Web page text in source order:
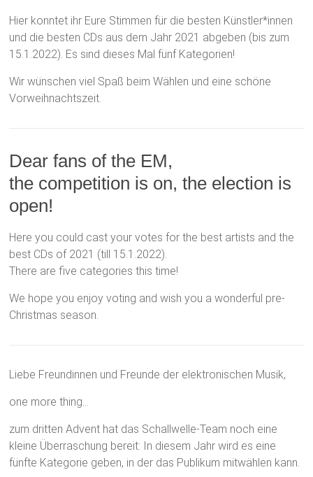
Hier konntet ihr Eure Stimmen für die besten Künstler*innen
und die besten CDs aus dem Jahr 2021 abgeben (bis zum
15.1.2022). Es sind dieses Mal fünf Kategorien!
Wir wünschen viel Spaß beim Wählen und eine schöne
Vorweihnachtszeit.
Dear fans of the EM,
the competition is on, the election is
open!
Here you could cast your votes for the best artists and the
best CDs of 2021 (till 15.1.2022).
There are five categories this time!
We hope you enjoy voting and wish you a wonderful pre-
Christmas season.
Liebe Freundinnen und Freunde der elektronischen Musik,
one more thing…
zum dritten Advent hat das Schallwelle-Team noch eine
kleine Überraschung bereit: In diesem Jahr wird es eine
fünfte Kategorie geben, in der das Publikum mitwählen kann.